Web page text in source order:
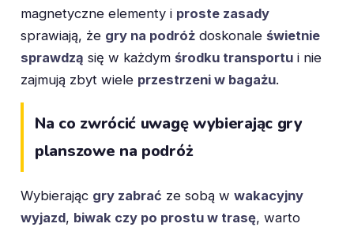
magnetyczne elementy i proste zasady
sprawiają, że gry na podróż doskonale świetnie
sprawdzą się w każdym środku transportu i nie
zajmują zbyt wiele przestrzeni w bagażu.
Na co zwrócić uwagę wybierając gry
planszowe na podróż
Wybierając gry zabrać ze sobą w wakacyjny
wyjazd, biwak czy po prostu w trasę, warto